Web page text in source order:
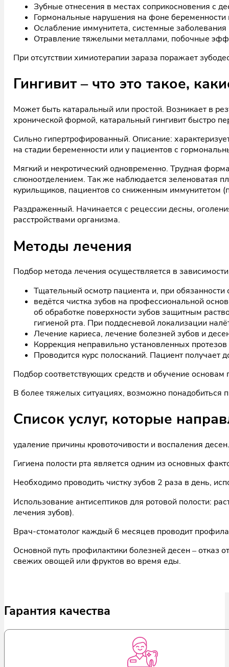
Зубные отнесения в местах соприкосновения с
Гормональные нарушения на фоне беременности
Ослабление иммунитета, системные
Отравление тяжелыми металлами, побочные
При отсутствии химиотерапии зараза поражает
Гингивит – что это такое,
Может быть катаральный или простой. Возникает в
хронической формой, катаральный гингивит быстро
Сильно гипертрофированный. Описание:
на стадии беременности или у пациентов с
Мягкий и некротический одновременно. Трудная
слюноотделением. Так же наблюдается зеленоватая
курильщиков, пациентов со сниженным иммунитетом
Раздраженный. Начинается с рецессии десны,
расстройствами организма.
Методы лечения
Подбор метода лечения осуществляется в
Тщательный осмотр пациента и, при
ведётся чистка зубов на профессиональной
об обработке поверхности зубов защитным
гигиеной рта. При поддесневой локализации
Лечение кариеса, лечение болезней зубов и
Коррекция неправильно установленных
Проводится курс полосканий. Пациент получает
Подбор соответствующих средств и обучение основам
В более тяжелых ситуациях, возможно понадобиться
Список услуг, которые
удаление причины кровоточивости и воспаления
Гигиена полости рта является одним из основных
Необходимо проводить чистку зубов 2 раза в день,
Использование антисептиков для ротовой полости:
лечения зубов).
Врач-стоматолог каждый 6 месяцев проводит
Основной путь профилактики болезней десен – отказ
свежих овощей или фруктов во время еды.
Гарантия качества